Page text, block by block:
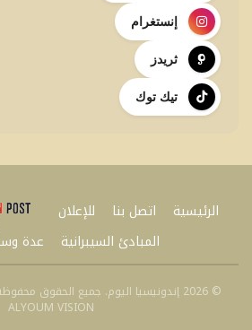
إنستغرام
ثريدز
تيك توك
الرئيسية اتصل بنا
للإعلان
المبادئ السيبرانية
عدة
ALYOUM VISION